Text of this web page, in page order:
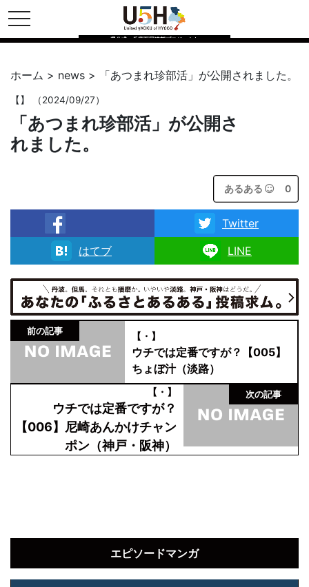
toggle navigation
県公式・兵庫五国連邦プロジェクト
ホーム > news > 「あつまれ珍部活」が公開されました。
【 】 （2024/09/27）
「あつまれ珍部活」が公開さ
れました。
あるある 0
facebook
Twitter
はてブ
LINE
前の記事 【・】
ウチでは定番ですが？【005】
ちょぼ汁（淡路）
次の記事
【・】
ウチでは定番ですが？
【006】尼崎あんかけチャン
ポン（神戸・阪神）
エピソードマンガ